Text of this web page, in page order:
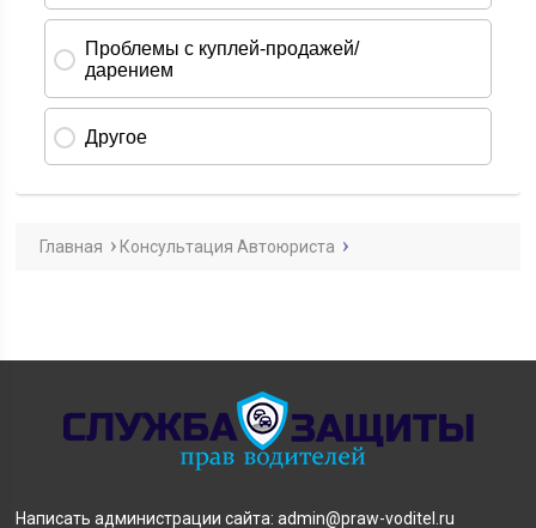
Главная Консультация Автоюриста
Написать администрации сайта: admin@praw-voditel.ru